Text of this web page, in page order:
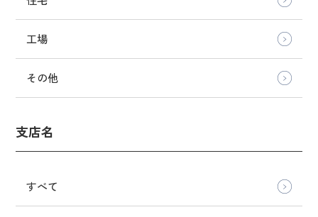
工場
その他
支店名
すべて